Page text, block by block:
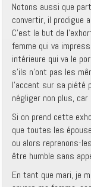
Notons aussi que
convertir, il prodigue
C’est le but de
femme qui va
intérieure qui va le
s’ils n’ont pas les
l’accent sur sa piété
négliger non plus,
Si on prend cette
que toutes les
ou alors reprenons-
être humble sans
En tant que mari, je